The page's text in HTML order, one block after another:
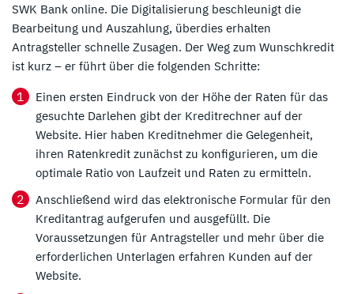
SWK Bank online. Die Digitalisierung beschleunigt die
Bearbeitung und Auszahlung, überdies erhalten
Antragsteller schnelle Zusagen. Der Weg zum Wunschkredit
ist kurz – er führt über die folgenden Schritte:
Einen ersten Eindruck von der Höhe der Raten für das
gesuchte Darlehen gibt der Kreditrechner auf der
Website. Hier haben Kreditnehmer die Gelegenheit,
ihren Ratenkredit zunächst zu konfigurieren, um die
optimale Ratio von Laufzeit und Raten zu ermitteln.
Anschließend wird das elektronische Formular für den
Kreditantrag aufgerufen und ausgefüllt. Die
Voraussetzungen für Antragsteller und mehr über die
erforderlichen Unterlagen erfahren Kunden auf der
Website.